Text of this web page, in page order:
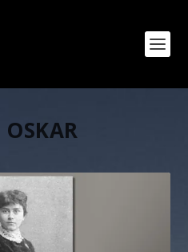
OSKAR